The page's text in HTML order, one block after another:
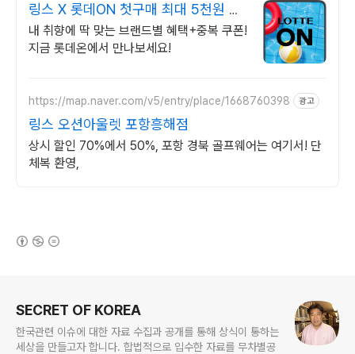
링스 X 롯데ON 첫구매 최대 5천원 혜
택!
내 취향에 딱 맞는 브랜드별 혜택+중복 쿠폰!
지금 롯데온에서 만나보세요!
https://map.naver.com/v5/entry/place/1668760398 광고
링스 오션아울렛 포항흥해점
상시 할인 70%에서 50%, 포항 경북 골프웨어는 여기서! 단
체복 환영,
SECRET OF KOREA
한국관련 이슈에 대한 자료 수집과 공개를 통해 상식이 통하는
세상을 만들고자 합니다. 합법적으로 입수한 자료를 무차별공